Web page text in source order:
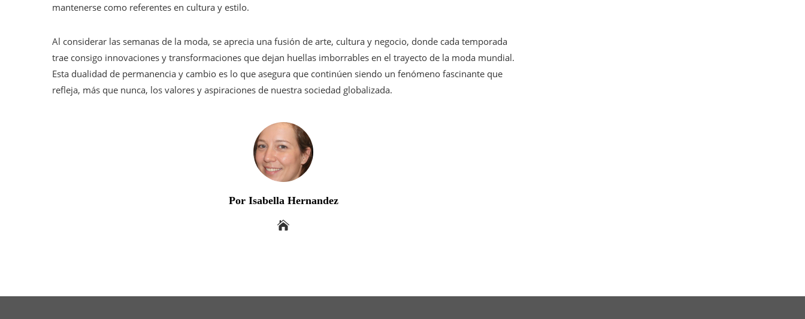
mantenerse como referentes en cultura y estilo.
Al considerar las semanas de la moda, se aprecia una fusión de arte, cultura y negocio, donde cada temporada
trae consigo innovaciones y transformaciones que dejan huellas imborrables en el trayecto de la moda mundial.
Esta dualidad de permanencia y cambio es lo que asegura que continúen siendo un fenómeno fascinante que
refleja, más que nunca, los valores y aspiraciones de nuestra sociedad globalizada.
Por Isabella Hernandez